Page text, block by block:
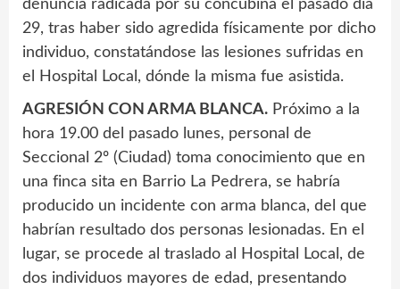
denuncia radicada por su concubina el pasado día
29, tras haber sido agredida físicamente por dicho
individuo, constatándose las lesiones sufridas en
el Hospital Local, dónde la misma fue asistida.
AGRESIÓN CON ARMA BLANCA. Próximo a la
hora 19.00 del pasado lunes, personal de
Seccional 2º (Ciudad) toma conocimiento que en
una finca sita en Barrio La Pedrera, se habría
producido un incidente con arma blanca, del que
habrían resultado dos personas lesionadas. En el
lugar, se procede al traslado al Hospital Local, de
dos individuos mayores de edad, presentando